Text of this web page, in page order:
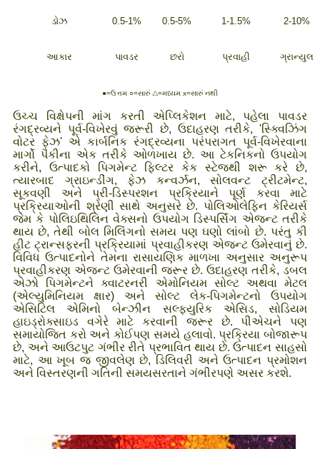
ડોઝ 0.5-1% 0.5-5% 1-1.5% 2-10%
આકાર પાવડર છરો પ્રવાહી ગ્રાન્યુલ
●=ઉત્તમ ○=સારું △=મધ્યમ x=સારું નથી
ઉચ્ચ વિક્ષેપની માંગ કરતી એપ્લિકેશન માટે, પહેલા પાવડર
રંગદ્રવ્યને પૂર્વ-વિખેરવું જરૂરી છે, ઉદાહરણ તરીકે, 'સ્ક્વિઝિંગ
વોટર ફેઝ' એ કાર્બનિક રંગદ્રવ્યના પરંપરાગત પૂર્વ-વિખેરવાના
માર્ગો પૈકીના એક તરીકે ઓળખાય છે. આ ટેકનિકનો ઉપયોગ
કરીને, ઉત્પાદકો પિગમેન્ટ ફિલ્ટર કેક સ્ટેજથી શરૂ કરે છે,
ત્યારબાદ ગ્રાઇન્ડીંગ, ફેઝ કન્વર્ઝન, સોલવન્ટ ટ્રીટમેન્ટ,
સૂકવણી અને પ્રી-ડિસ્પરશન પ્રક્રિયાને પૂર્ણ કરવા માટે
પ્રક્રિયાઓની શ્રેણી સાથે અનુસરે છે. પોલિઓલેફિન કેરિયર્સ
જેમ કે પોલિઇથિલિન વેક્સનો ઉપયોગ ડિસ્પર્સિંગ એજન્ટ તરીકે
થાય છે, તેથી બોલ મિલિંગનો સમય પણ ઘણો લાંબો છે. પરંતુ કી
હીટ ટ્રાન્સફરની પ્રક્રિયામાં પ્રવાહીકરણ એજન્ટ ઉમેરવાનું છે.
વિવિધ ઉત્પાદનોને તેમના રાસાયણિક માળખા અનુસાર અનુરૂપ
પ્રવાહીકરણ એજન્ટ ઉમેરવાની જરૂર છે. ઉદાહરણ તરીકે, ડબલ
એઝો પિગમેન્ટને ક્વાટરનરી એમોનિયમ સોલ્ટ અથવા મેટલ
(એલ્યુમિનિયમ ક્ષાર) અને સોલ્ટ લેક-પિગમેન્ટનો ઉપયોગ
એસિટિલ એમિનો બેન્ઝીન સલ્ફ્યુરિક એસિડ, સોડિયમ
હાઇડ્રોક્સાઇડ વગેરે માટે કરવાની જરૂર છે. પીએચને પણ
સમાયોજિત કરો અને કોઈપણ સમયે હલાવો. પ્રક્રિયા બોજારૂપ
છે, અને આઉટપુટ ગંભીર રીતે પ્રભાવિત થાય છે. ઉત્પાદન સાહસો
માટે, આ ખૂબ જ જીવલેણ છે, ડિલિવરી અને ઉત્પાદન પ્રમોશન
અને વિસ્તરણની ગતિની સમયસરતાને ગંભીરપણે અસર કરશે.